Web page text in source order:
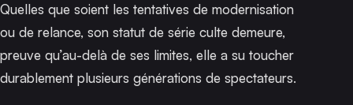
Quelles que soient les tentatives de modernisation
ou de relance, son statut de série culte demeure,
preuve qu’au-delà de ses limites, elle a su toucher
durablement plusieurs générations de spectateurs.